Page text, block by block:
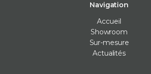
Navigation
Accueil
Showroom
Sur-mesure
Actualités